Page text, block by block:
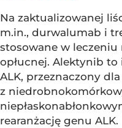
Na zaktualizowanej
m.in., durwalumab i
stosowane w leczeniu
opłucnej. Alektynib
ALK, przeznaczony
z
rearanżację genu